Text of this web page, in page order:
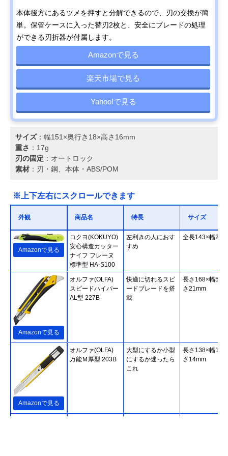
本体後方にあるツメを押すと分解できるので、刃の交換が簡
単。保管ケースに入った替刃2枚と、安全にブレードの処理
ができる刃折器が付属します。
Amazonで見る
楽天市場で見る
Yahoo!で見る
サイズ：幅151×奥行き18×高さ16mm
重さ ：17g
刃の固定 ：オートロック
素材 ：刃・鋼、本体・ABS/POM
※上下左右にスクロールできます
外観 商品名 特長 サイズ
Amazonで見る
コクヨ(KOKUYO)
安心構造カッター
ナイフ フレーヌ
標準型 HA-S100
左利きの人におす
すめ
全長143×幅
Amazonで見る
オルファ(OLFA)
スピードハイパー
AL型 227B
快適に切れるスピ
ードブレードを搭
載
長さ168×幅51×
さ21mm
Amazonで見る
オルファ(OLFA)
万能Ｍ厚型 203B
大型にするか小型
にするか迷ったら
これ
長さ138×幅17×
さ14mm